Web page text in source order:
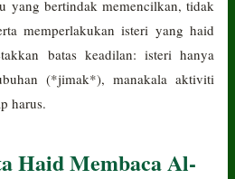
yang bertindak memencilkan, tidak
memperlakukan isteri yang haid
batas keadilan: isteri hanya
(*jimak*), manakala aktiviti
harus.
Haid Membaca Al-